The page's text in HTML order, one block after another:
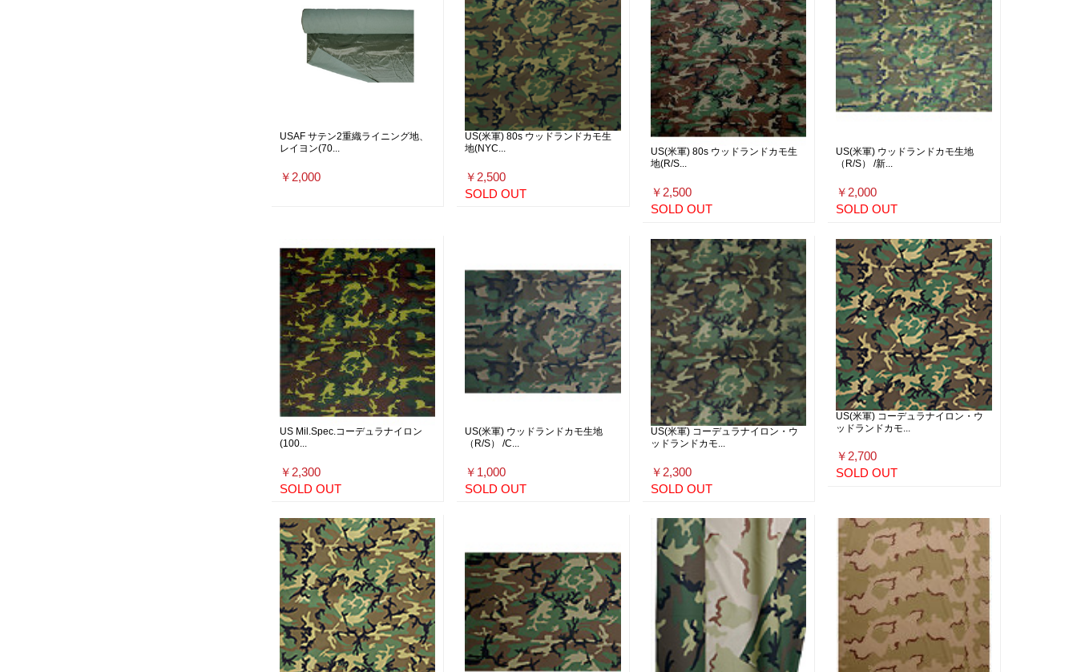
USAF サテン2重織ライニング地、
レイヨン(70...
￥2,000
US(米軍) 80s ウッドランドカモ生
地(NYC...
￥2,500
SOLD OUT
US(米軍) 80s ウッドランドカモ生
地(R/S...
￥2,500
SOLD OUT
US(米軍) ウッドランドカモ生地
（R/S） /新...
￥2,000
SOLD OUT
US Mil.Spec.コーデュラナイロン
(100...
￥2,300
SOLD OUT
US(米軍) ウッドランドカモ生地
（R/S） /C...
￥1,000
SOLD OUT
US(米軍) コーデュラナイロン・ウ
ッドランドカモ...
￥2,300
SOLD OUT
US(米軍) コーデュラナイロン・ウ
ッドランドカモ...
￥2,700
SOLD OUT